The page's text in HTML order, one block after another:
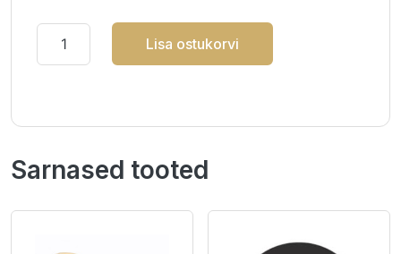
Lisa ostukorvi
Sarnased tooted